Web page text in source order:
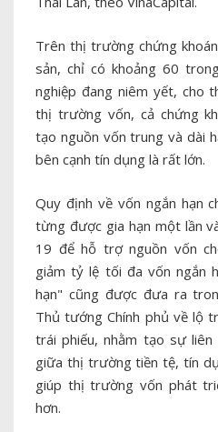
Trên thị trường chứng
sản, chỉ có khoảng 60
nghiệp đang niêm yết, cho
thị trường vốn, cả chứng
tạo nguồn vốn trung và dài
bên cạnh tín dụng là rất lớn.
Quy định về vốn ngắn hạn
từng được gia hạn một lần
19 để hỗ trợ nguồn vốn
giảm tỷ lệ tối đa vốn ngắn
hạn" cũng được đưa ra
Thủ tướng Chính phủ về lộ
trái phiếu, nhằm tạo sự
giữa thị trường tiền tệ, tín
giúp thị trường vốn phát
hơn.